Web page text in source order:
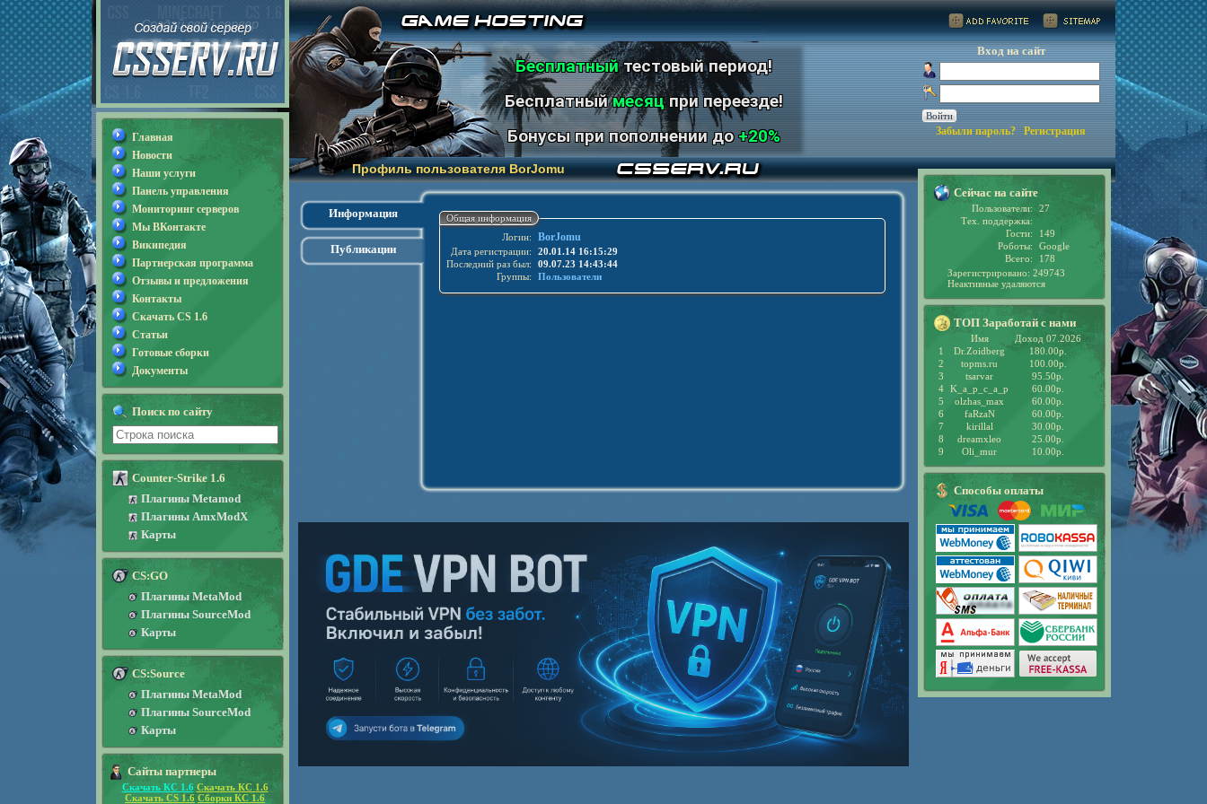
Профиль пользователя BorJomu
Бесплатныйтестовый период!
Бесплатныймесяцпри переезде!
Бонусы при пополнении до+20%
Общая информация
Логин:
BorJomu
Дата регистрации:
20.01.14 16:15:29
Последний раз был:
09.07.23 14:43:44
Группы:
Пользователи
Информация
Публикации
Главная
Новости
Наши услуги
Панель управления
Мониторинг серверов
Мы ВКонтакте
Википедия
Партнерская программа
Отзывы и предложения
Контакты
Скачать CS 1.6
Статьи
Готовые сборки
Документы
Поиск по сайту
Counter-Strike 1.6
Плагины Metamod
Плагины AmxModX
Карты
CS:GO
Плагины MetaMod
Плагины SourceMod
Карты
CS:Source
Плагины MetaMod
Плагины SourceMod
Карты
Сайты партнеры
Скачать КС 1.6 Скачать КС 1.6
Скачать CS 1.6 Сборки КС 1.6
Вход на сайт
Забыли пароль? Регистрация
Сейчас на сайте
Пользователи:
27
Тех. поддержка:
Гости:
149
Роботы:
Google
Всего:
178
Зарегистрировано: 249743
Неактивные удаляются
ТОП Заработай с нами
Имя
Доход 07.2026
1
Dr.Zoidberg
180.00р.
2
topms.ru
100.00р.
3
tsarvar
95.50р.
4 K_a_p_c_a_p
60.00р.
5
olzhas_max
60.00р.
6
faRzaN
60.00р.
7
kirillal
30.00р.
8
dreamxleo
25.00р.
9
Oli_mur 10.00р.
Способы оплаты